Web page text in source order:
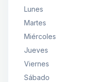
Lunes
Martes
Miércoles
Jueves
Viernes
Sábado